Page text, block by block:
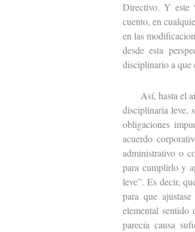
Directivo. Y este
cuento, en
en las
desde esta
disciplinario a que
Así, hasta el
disciplinaria leve,
obligaciones
acuerdo
administrativo o
para cumplirlo y
leve”. Es decir,
para que
elemental
parecía causa